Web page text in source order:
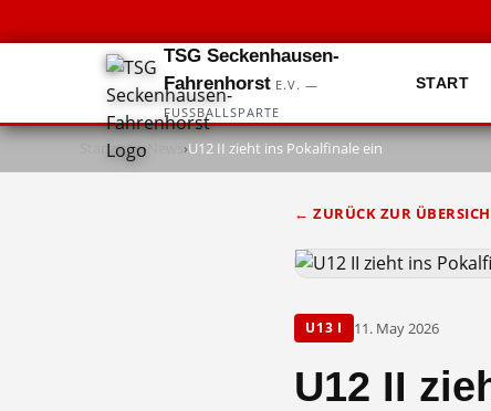
TSG Seckenhausen-
Fahrenhorst E.V. —
FUSSBALLSPARTE
START
Startseite› ›U12 II zieht ins Pokalfinale ein
← ZURÜCK ZUR
U13 I 11. May 2026
U12 II